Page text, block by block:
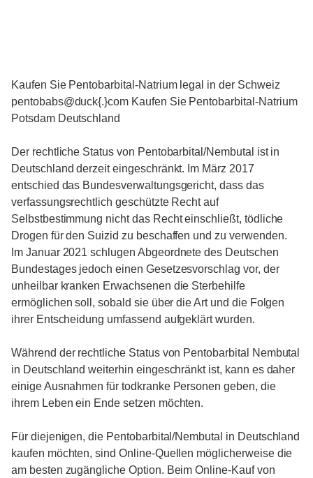
Kaufen Sie Pentobarbital-Natrium legal in der Schweiz
pentobabs@duck{.}com Kaufen Sie Pentobarbital-Natrium
Potsdam Deutschland
Der rechtliche Status von Pentobarbital/Nembutal ist in
Deutschland derzeit eingeschränkt. Im März 2017
entschied das Bundesverwaltungsgericht, dass das
verfassungsrechtlich geschützte Recht auf
Selbstbestimmung nicht das Recht einschließt, tödliche
Drogen für den Suizid zu beschaffen und zu verwenden.
Im Januar 2021 schlugen Abgeordnete des Deutschen
Bundestages jedoch einen Gesetzesvorschlag vor, der
unheilbar kranken Erwachsenen die Sterbehilfe
ermöglichen soll, sobald sie über die Art und die Folgen
ihrer Entscheidung umfassend aufgeklärt wurden.
Während der rechtliche Status von Pentobarbital Nembutal
in Deutschland weiterhin eingeschränkt ist, kann es daher
einige Ausnahmen für todkranke Personen geben, die
ihrem Leben ein Ende setzen möchten.
Für diejenigen, die Pentobarbital/Nembutal in Deutschland
kaufen möchten, sind Online-Quellen möglicherweise die
am besten zugängliche Option. Beim Online-Kauf von